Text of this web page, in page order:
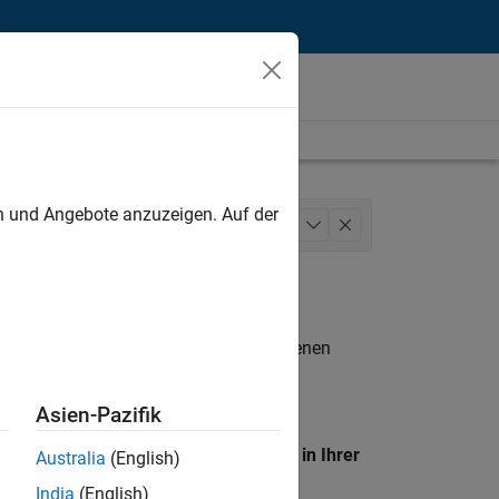
Sales Human Resources
. Wenn Sie noch immer keine offenen
unseres
Standort, um alle Stellenangebote in Ihrer
Angebote anzuzeigen. Auf der
Asien-Pazifik
Australia (English)
India (English)